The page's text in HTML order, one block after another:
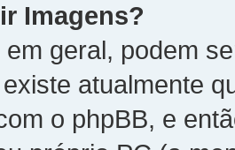
Imagens?
geral, podem
atualmente
o phpBB, e